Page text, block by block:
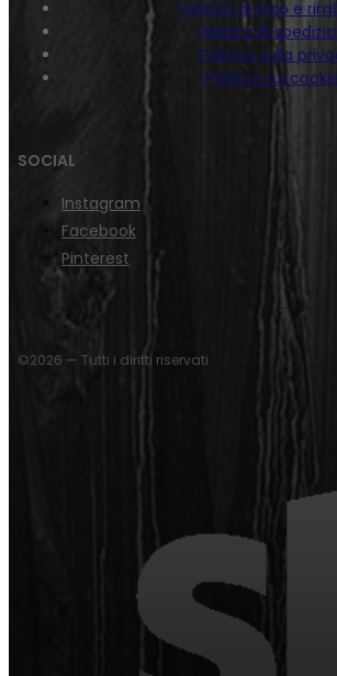
Politica di reso e
Politica di
Politica sulla
Politica sui
SOCIAL
Instagram
Facebook
Pinterest
©2026 — Tutti i diritti riservati.